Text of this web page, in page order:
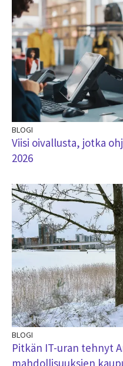
BLOGI
Viisi oivallusta, jotka
2026
BLOGI
Pitkän IT-uran tehnyt